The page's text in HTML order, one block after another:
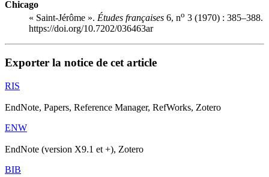
Chicago
« Saint-Jérôme ». Études françaises 6, no 3 (1970) : 385–388.
https://doi.org/10.7202/036463ar
Exporter la notice de cet article
RIS
EndNote, Papers, Reference Manager, RefWorks, Zotero
ENW
EndNote (version X9.1 et +), Zotero
BIB